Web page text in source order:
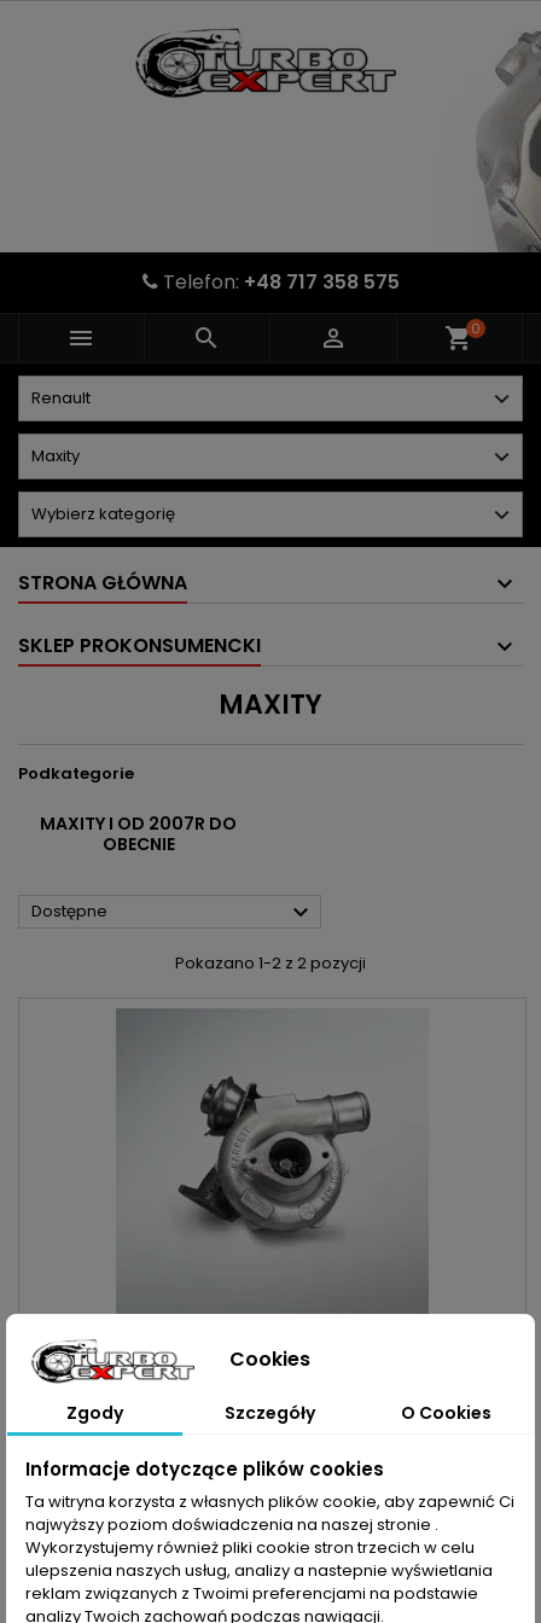
Telefon: +48 717 358 575
   shopping_cart0
STRONA GŁÓWNA
SKLEP PROKONSUMENCKI
MAXITY
Podkategorie
MAXITY I OD 2007R DO
OBECNIE
Dostępne 
Pokazano 1-2 z 2 pozycji
TURBO NISSAN ATLEON CABSTAR RENAULT MAXITY 3.0D
Turbosprężarka po regeneracji MARKA: Nissan | Renault
MODEL: Atleon | Cabstar | Maxity KOD SILNIKA: ZD30 | ZD30DDTI |
ZD30H HD-5 POJEMNOŚĆ: 2953ccm 3.0 D MOC: 150KM/110kW
ROK PRODUKCJI: Od 2006r
Cena
1 600,00 zł
 Dodaj do koszyka
Ostatnie sztuki w magazynie
Nowy
Cookies
Zgody Szczegóły O Cookies
Informacje dotyczące plików cookies
Ta witryna korzysta z własnych plików cookie, aby zapewnić Ci
najwyższy poziom doświadczenia na naszej stronie .
Wykorzystujemy również pliki cookie stron trzecich w celu
ulepszenia naszych usług, analizy a nastepnie wyświetlania
reklam związanych z Twoimi preferencjami na podstawie
analizy Twoich zachowań podczas nawigacji.